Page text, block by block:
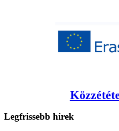
Legfrissebb hírek